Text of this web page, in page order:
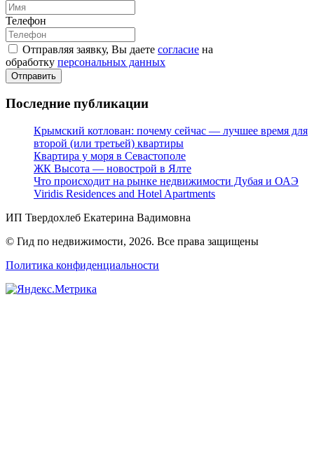
Телефон
Отправляя заявку, Вы даете согласие на
обработку персональных данных
Отправить
Последние публикации
Крымский котлован: почему сейчас — лучшее время для
второй (или третьей) квартиры
Квартира у моря в Севастополе
ЖК Высота — новострой в Ялте
Что происходит на рынке недвижимости Дубая и ОАЭ
Viridis Residences and Hotel Apartments
ИП Твердохлеб Екатерина Вадимовна
© Гид по недвижимости, 2026. Все права защищены
Политика конфиденциальности